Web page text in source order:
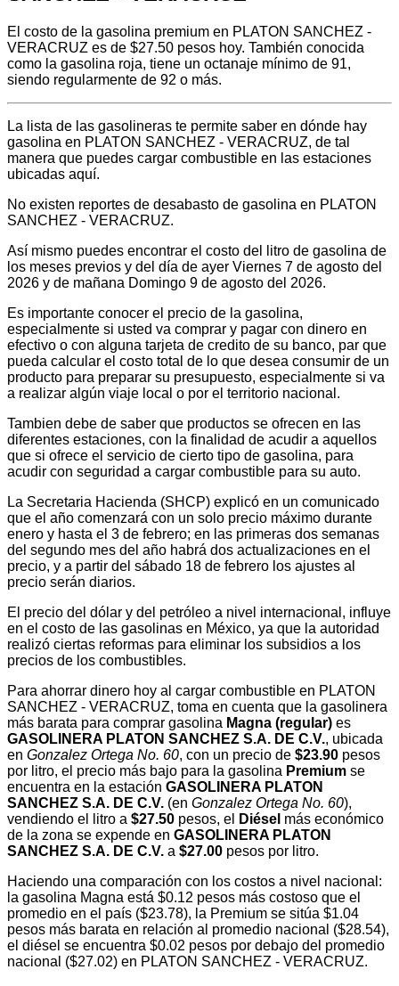
El costo de la gasolina premium en PLATON SANCHEZ -
VERACRUZ es de $27.50 pesos hoy. También conocida
como la gasolina roja, tiene un octanaje mínimo de 91,
siendo regularmente de 92 o más.
La lista de las gasolineras te permite saber en dónde hay
gasolina en PLATON SANCHEZ - VERACRUZ, de tal
manera que puedes cargar combustible en las estaciones
ubicadas aquí.
No existen reportes de desabasto de gasolina en PLATON
SANCHEZ - VERACRUZ.
Así mismo puedes encontrar el costo del litro de gasolina de
los meses previos y del día de ayer Viernes 7 de agosto del
2026 y de mañana Domingo 9 de agosto del 2026.
Es importante conocer el precio de la gasolina,
especialmente si usted va comprar y pagar con dinero en
efectivo o con alguna tarjeta de credito de su banco, par que
pueda calcular el costo total de lo que desea consumir de un
producto para preparar su presupuesto, especialmente si va
a realizar algún viaje local o por el territorio nacional.
Tambien debe de saber que productos se ofrecen en las
diferentes estaciones, con la finalidad de acudir a aquellos
que si ofrece el servicio de cierto tipo de gasolina, para
acudir con seguridad a cargar combustible para su auto.
La Secretaria Hacienda (SHCP) explicó en un comunicado
que el año comenzará con un solo precio máximo durante
enero y hasta el 3 de febrero; en las primeras dos semanas
del segundo mes del año habrá dos actualizaciones en el
precio, y a partir del sábado 18 de febrero los ajustes al
precio serán diarios.
El precio del dólar y del petróleo a nivel internacional, influye
en el costo de las gasolinas en México, ya que la autoridad
realizó ciertas reformas para eliminar los subsidios a los
precios de los combustibles.
Para ahorrar dinero hoy al cargar combustible en PLATON
SANCHEZ - VERACRUZ, toma en cuenta que la gasolinera
más barata para comprar gasolina Magna (regular) es
GASOLINERA PLATON SANCHEZ S.A. DE C.V., ubicada
en Gonzalez Ortega No. 60, con un precio de $23.90 pesos
por litro, el precio más bajo para la gasolina Premium se
encuentra en la estación GASOLINERA PLATON
SANCHEZ S.A. DE C.V. (en Gonzalez Ortega No. 60),
vendiendo el litro a $27.50 pesos, el Diésel más económico
de la zona se expende en GASOLINERA PLATON
SANCHEZ S.A. DE C.V. a $27.00 pesos por litro.
Haciendo una comparación con los costos a nivel nacional:
la gasolina Magna está $0.12 pesos más costoso que el
promedio en el país ($23.78), la Premium se sitúa $1.04
pesos más barata en relación al promedio nacional ($28.54),
el diésel se encuentra $0.02 pesos por debajo del promedio
nacional ($27.02) en PLATON SANCHEZ - VERACRUZ.